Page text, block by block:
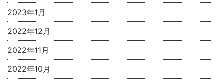
2023年1月
2022年12月
2022年11月
2022年10月